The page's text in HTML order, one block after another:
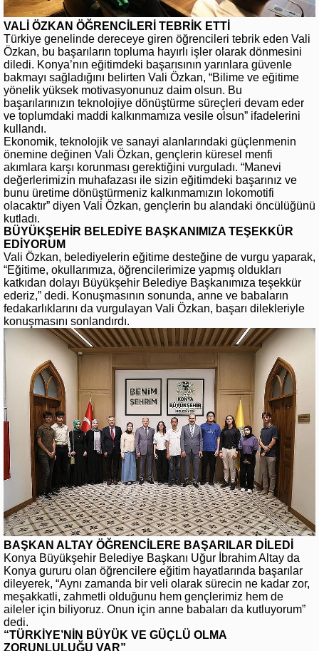
VALİ ÖZKAN ÖĞRENCİLERİ TEBRİK ETTİ
Türkiye genelinde dereceye giren öğrencileri tebrik eden Vali
Özkan, bu başarıların topluma hayırlı işler olarak dönmesini
diledi. Konya’nın eğitimdeki başarısının yarınlara güvenle
bakmayı sağladığını belirten Vali Özkan, “Bilime ve eğitime
yönelik yüksek motivasyonunuz daim olsun. Bu
başarılarınızın teknolojiye dönüştürme süreçleri devam eder
ve toplumdaki maddi kalkınmamıza vesile olsun” ifadelerini
kullandı.
Ekonomik, teknolojik ve sanayi alanlarındaki güçlenmenin
önemine değinen Vali Özkan, gençlerin küresel menfi
akımlara karşı korunması gerektiğini vurguladı. “Manevi
değerlerimizin muhafazası ile sizin eğitimdeki başarınız ve
bunu üretime dönüştürmeniz kalkınmamızın lokomotifi
olacaktır” diyen Vali Özkan, gençlerin bu alandaki öncülüğünü
kutladı.
BÜYÜKŞEHİR BELEDİYE BAŞKANIMIZA TEŞEKKÜR
EDİYORUM
Vali Özkan, belediyelerin eğitime desteğine de vurgu yaparak,
“Eğitime, okullarımıza, öğrencilerimize yapmış oldukları
katkıdan dolayı Büyükşehir Belediye Başkanımıza teşekkür
ederiz,” dedi. Konuşmasının sonunda, anne ve babaların
fedakarlıklarını da vurgulayan Vali Özkan, başarı dilekleriyle
konuşmasını sonlandırdı.
BAŞKAN ALTAY ÖĞRENCİLERE BAŞARILAR DİLEDİ
Konya Büyükşehir Belediye Başkanı Uğur İbrahim Altay da
Konya gururu olan öğrencilere eğitim hayatlarında başarılar
dileyerek, “Aynı zamanda bir veli olarak sürecin ne kadar zor,
meşakkatli, zahmetli olduğunu hem gençlerimiz hem de
aileler için biliyoruz. Onun için anne babaları da kutluyorum”
dedi.
“TÜRKİYE’NİN BÜYÜK VE GÜÇLÜ OLMA
ZORUNLULUĞU VAR”